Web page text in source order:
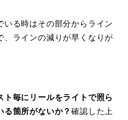
いる時はその部分からライン
、ラインの減りが早くなりが
ト毎にリールをライトで照ら
る箇所がないか？確認した上